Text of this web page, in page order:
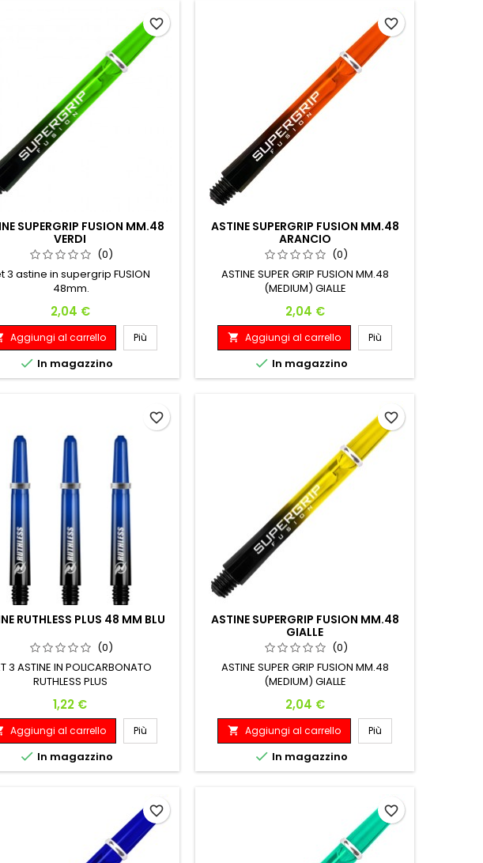
SUPERGRIP FUSION MM.48
VERDI
(0)
3 astine in supergrip FUSION
48mm.
Prezzo
2,04 €
Aggiungi al carrello Più
 In magazzino
favorite_border
ASTINE SUPERGRIP FUSION MM.48
ARANCIO
(0)
ASTINE SUPER GRIP FUSION MM.48
(MEDIUM) GIALLE
Prezzo
2,04 €
 Aggiungi al carrello Più
 In magazzino
favorite_border
RUTHLESS PLUS 48 MM BLU
(0)
3 ASTINE IN POLICARBONATO
RUTHLESS PLUS
Prezzo
1,22 €
Aggiungi al carrello Più
 In magazzino
favorite_border
ASTINE SUPERGRIP FUSION MM.48
GIALLE
(0)
ASTINE SUPER GRIP FUSION MM.48
(MEDIUM) GIALLE
Prezzo
2,04 €
 Aggiungi al carrello Più
 In magazzino
favorite_border
favorite_border favorite_border